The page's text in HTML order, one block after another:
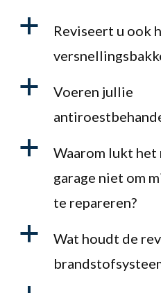
a
Reviseert u ook
a
Voeren jullie
a
Waarom lukt het
garage niet om
te repareren?
a
Wat houdt de